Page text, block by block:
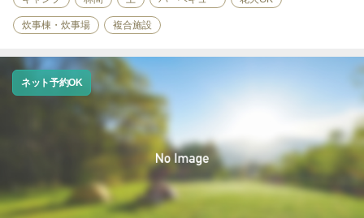
炊事棟・炊事場 複合施設
ネット予約OK